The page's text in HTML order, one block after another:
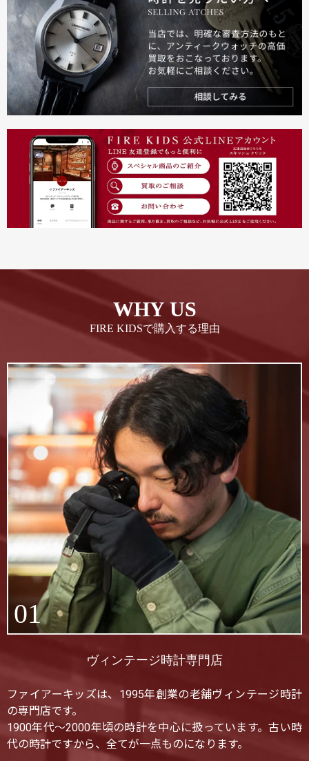
WHY US
FIRE KIDSで購入する理由
01
ヴィンテージ時計専門店
ファイアーキッズは、1995年創業の老舗ヴィンテージ時計
の専門店です。
1900年代〜2000年頃の時計を中心に扱っています。古い時
代の時計ですから、全てが一点ものになります。